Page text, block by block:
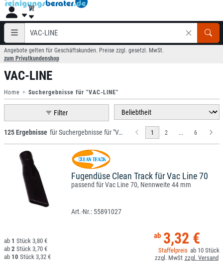
Angebote gelten für Geschäftskunden. Preise zzgl. gesetzl. MwSt.
zum Privatkundenshop
VAC-LINE
Home Suchergebnisse für "VAC-LINE"
Filter
125 Ergebnisse für Suchergebnisse für "VAC-LINE" 1 2 ... 6
Fugendüse Clean Track für Vac Line 70
passend für Vac Line 70, Nennweite 44 mm
55891027
3,32 €
10
1
3,80 €
2
3,70 €
10
3,32 €